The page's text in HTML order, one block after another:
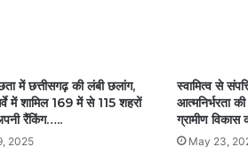
में छत्तीसगढ़ की लंबी छलांग,
में शामिल 169 में से 115 शहरों
रैंकिंग…..
2025
स्वामित्व से
आत्मनिर्भरता
ग्रामीण विकास
May 23,